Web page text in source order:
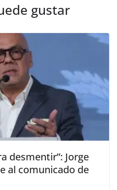
gustar
desmentir”: Jorge
al comunicado de